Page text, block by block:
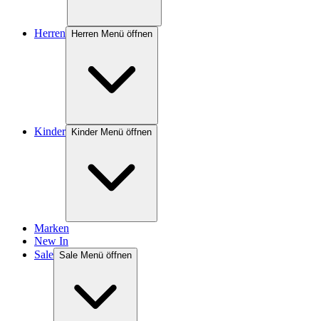
Herren Herren Menü öffnen
Kinder Kinder Menü öffnen
Marken
New In
Sale Sale Menü öffnen